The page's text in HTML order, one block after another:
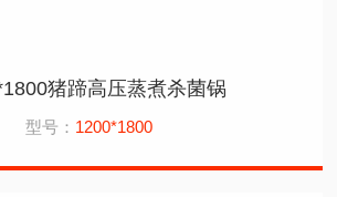
猪蹄高压蒸煮杀菌锅
型号： 1200*1800